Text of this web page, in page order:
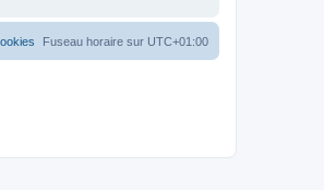
Fuseau horaire sur UTC+01:00